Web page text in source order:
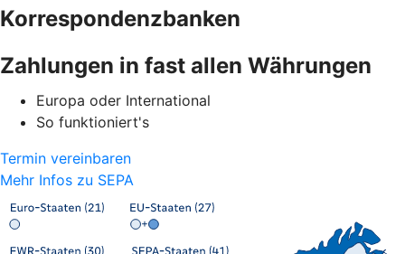
Korrespondenzbanken
Zahlungen in fast allen Währungen
Europa oder International
So funktioniert's
Termin vereinbaren
Mehr Infos zu SEPA